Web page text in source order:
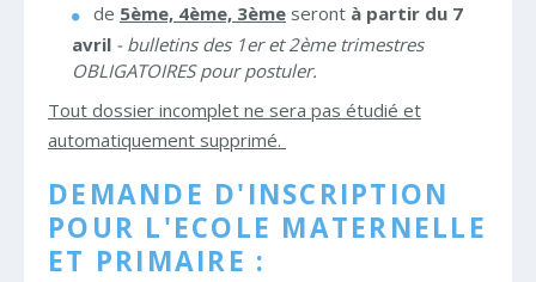
de 5ème, 4ème, 3ème seront à partir du 7
avril - bulletins des 1er et 2ème trimestres
OBLIGATOIRES pour postuler.
Tout dossier incomplet ne sera pas étudié et
automatiquement supprimé.
DEMANDE D'INSCRIPTION
POUR L'ECOLE MATERNELLE
ET PRIMAIRE :